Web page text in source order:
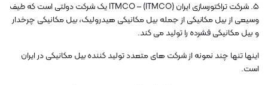
5. شرکت تراکتورسازی ایران (ITMCO) – ITMCO یک شرکت دولتی است که طیف
وسیعی از بیل مکانیکی از جمله بیل مکانیکی هیدرولیک، بیل مکانیکی چرخدار
و بیل مکانیکی فشرده را تولید می کند.
اینها تنها چند نمونه از شرکت های متعدد تولید کننده بیل مکانیکی در ایران
است.